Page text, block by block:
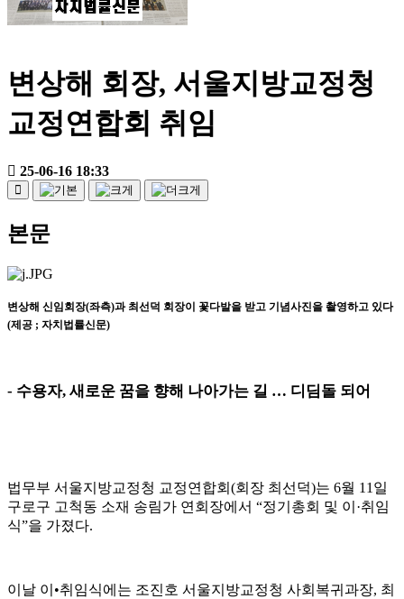
변상해 회장, 서울지방교정청
교정연합회 취임
25-06-16 18:33
본문
변상해 신임회장(좌측)과 최선덕 회장이 꽃다발을 받고 기념사진을 촬영하고 있다
(제공 ; 자치법률신문)
- 수용자, 새로운 꿈을 향해 나아가는 길 … 디딤돌 되어
법무부 서울지방교정청 교정연합회 (회장 최선덕)는 6월 11 일
구로구 고척동 소재 송림가 연회장에서 “정기총회 및 이 ·취임
식”을 가졌다.
이날 이 •취임식에는 조진호 서울지방교정청 사회복귀과장, 최